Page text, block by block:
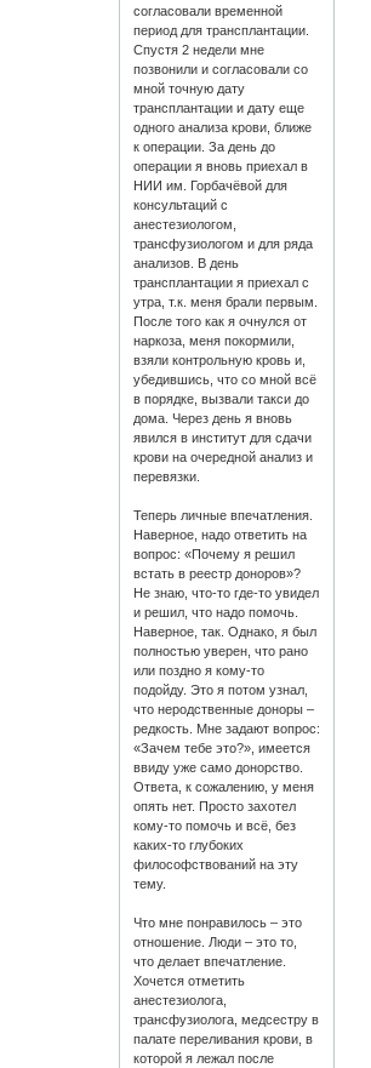
согласовали временной
период для трансплантации.
Спустя 2 недели мне
позвонили и согласовали со
мной точную дату
трансплантации и дату еще
одного анализа крови, ближе
к операции. За день до
операции я вновь приехал в
НИИ им. Горбачёвой для
консультаций с
анестезиологом,
трансфузиологом и для ряда
анализов. В день
трансплантации я приехал с
утра, т.к. меня брали первым.
После того как я очнулся от
наркоза, меня покормили,
взяли контрольную кровь и,
убедившись, что со мной всё
в порядке, вызвали такси до
дома. Через день я вновь
явился в институт для сдачи
крови на очередной анализ и
перевязки.
Теперь личные впечатления.
Наверное, надо ответить на
вопрос: «Почему я решил
встать в реестр доноров»?
Не знаю, что-то где-то увидел
и решил, что надо помочь.
Наверное, так. Однако, я был
полностью уверен, что рано
или поздно я кому-то
подойду. Это я потом узнал,
что неродственные доноры –
редкость. Мне задают вопрос:
«Зачем тебе это?», имеется
ввиду уже само донорство.
Ответа, к сожалению, у меня
опять нет. Просто захотел
кому-то помочь и всё, без
каких-то глубоких
философствований на эту
тему.
Что мне понравилось – это
отношение. Люди – это то,
что делает впечатление.
Хочется отметить
анестезиолога,
трансфузиолога, медсестру в
палате переливания крови, в
которой я лежал после